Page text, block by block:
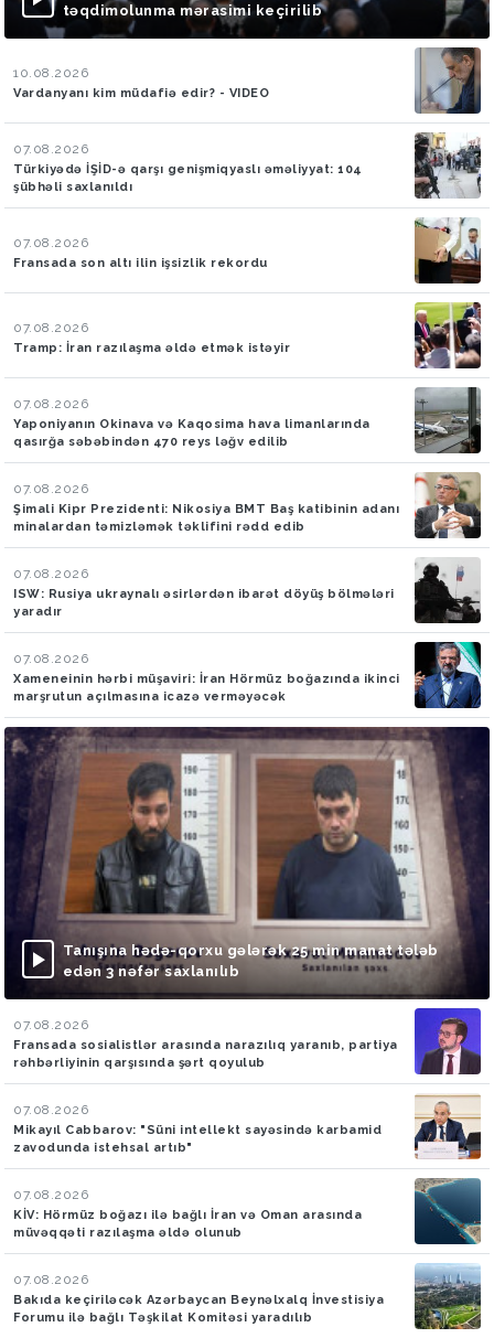
təqdimolunma mərasimi keçirilib
10.08.2026
Vardanyanı kim müdafiə edir? - VIDEO
07.08.2026
Türkiyədə İŞİD-ə qarşı genişmiqyaslı əməliyyat: 104
şübhəli saxlanıldı
07.08.2026
Fransada son altı ilin işsizlik rekordu
07.08.2026
Tramp: İran razılaşma əldə etmək istəyir
07.08.2026
Yaponiyanın Okinava və Kaqosima hava limanlarında
qasırğa səbəbindən 470 reys ləğv edilib
07.08.2026
Şimali Kipr Prezidenti: Nikosiya BMT Baş katibinin adanı
minalardan təmizləmək təklifini rədd edib
07.08.2026
ISW: Rusiya ukraynalı əsirlərdən ibarət döyüş bölmələri
yaradır
07.08.2026
Xameneinin hərbi müşaviri: İran Hörmüz boğazında ikinci
marşrutun açılmasına icazə verməyəcək
Tanışına hədə-qorxu gələrək 25 min manat tələb
edən 3 nəfər saxlanılıb
07.08.2026
Fransada sosialistlər arasında narazılıq yaranıb, partiya
rəhbərliyinin qarşısında şərt qoyulub
07.08.2026
Mikayıl Cabbarov: "Süni intellekt sayəsində karbamid
zavodunda istehsal artıb"
07.08.2026
KİV: Hörmüz boğazı ilə bağlı İran və Oman arasında
müvəqqəti razılaşma əldə olunub
07.08.2026
Bakıda keçiriləcək Azərbaycan Beynəlxalq İnvestisiya
Forumu ilə bağlı Təşkilat Komitəsi yaradılıb